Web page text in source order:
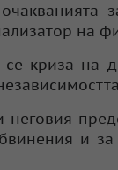
на
криза на
и